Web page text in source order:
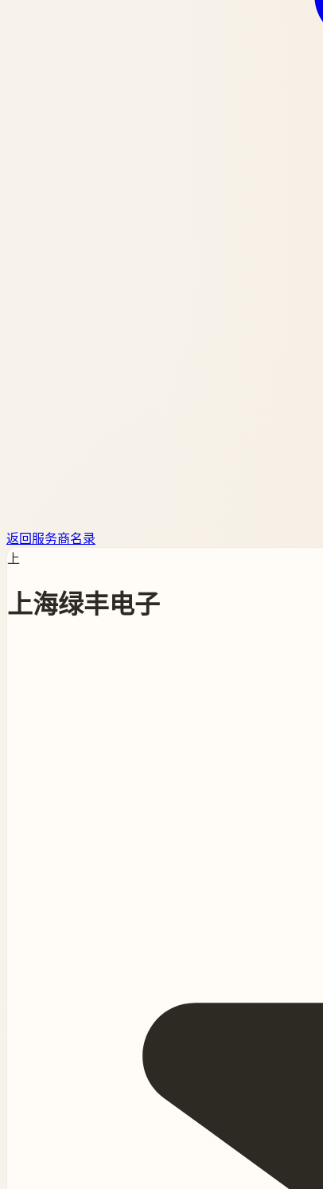
返回服务商名录
上
上海绿丰电子